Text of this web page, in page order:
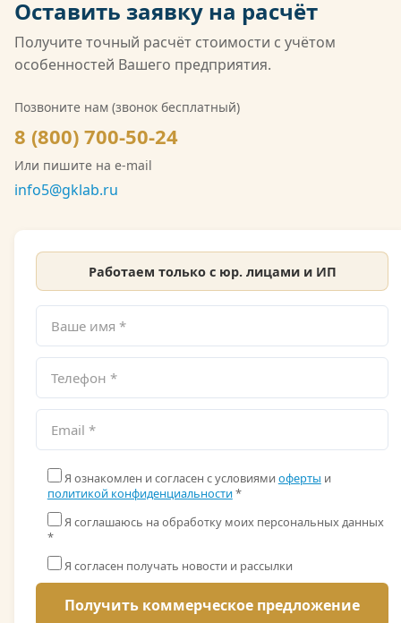
того, компания имеет лицензию Росгидромета
(Л039-00117-77/02547257) на деятельность в
области гидрометеорологии, включающую
водных объектов и почв. Также имеется допуск
СРО на выполнение инженерно-экологических
изысканий. Со скан-копией лицензии
Росгидромета можно ознакомиться на сайте.
Оставить заявку на расчёт
Получите точный расчёт стоимости с учётом
особенностей Вашего предприятия.
Позвоните нам (звонок бесплатный)
8 (800) 700-50-24
Или пишите на e-mail
info5@gklab.ru
Работаем только с юр. лицами и ИП
Я ознакомлен и согласен с условиями оферты и
политикой конфиденциальности*
Я соглашаюсь на обработку моих персональных данных
*
Я согласен получать новости и рассылки